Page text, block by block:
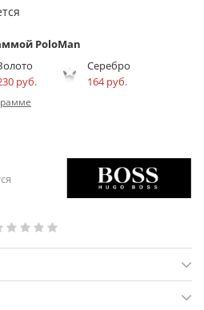
PoloMan
руб.
Серебро
164 руб.